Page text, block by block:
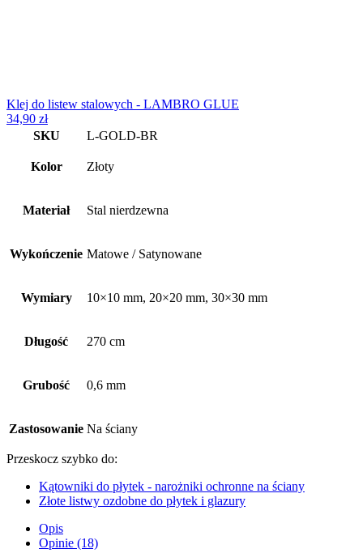
Klej do listew stalowych - LAMBRO GLUE
34,90 zł
SKU
L-GOLD-BR
Kolor Złoty
Materiał Stal nierdzewna
Wykończenie Matowe / Satynowane
Wymiary 10×10 mm, 20×20 mm, 30×30 mm
Długość 270 cm
Grubość 0,6 mm
Zastosowanie Na ściany
Przeskocz szybko do:
Kątowniki do płytek - narożniki ochronne na ściany
Złote listwy ozdobne do płytek i glazury
Opis
Opinie (18)